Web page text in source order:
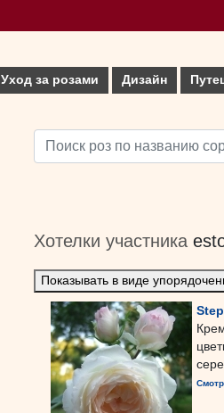
Уход за розами Дизайн
Хотелки участника
Показывать в виде